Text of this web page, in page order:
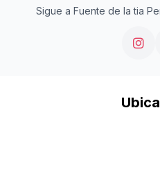
Sigue a Fuente de la tia